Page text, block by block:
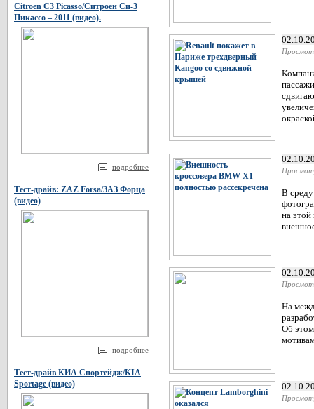
Citroen C3 Picasso/Ситроен Си-3
Пикассо – 2011 (видео).
подробнее
Тест-драйв: ZAZ Forsa/ЗАЗ Форца
(видео)
подробнее
Тест-драйв КИА Спортейдж/KIA
Sportage (видео)
В
на
На
Об этом